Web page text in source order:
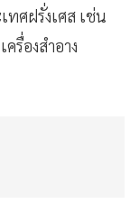
ศฝรั่งเศส เช่น
รื่องสำอาง